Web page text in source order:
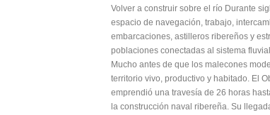
Volver a construir sobre el río Durante
espacio de navegación, trabajo,
embarcaciones, astilleros ribereños y
poblaciones conectadas al sistema
Mucho antes de que los malecones
territorio vivo, productivo y habitado. El
emprendió una travesía de 26 horas
la construcción naval ribereña. Su